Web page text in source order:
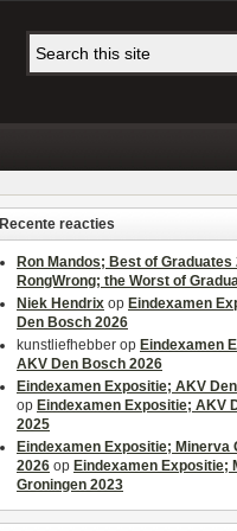
Recente reacties
Ron Mandos; Best of Graduates
RongWrong; the Worst of
Niek Hendrix op Eindexamen
Den Bosch 2026
kunstliefhebber op Eindexamen
AKV Den Bosch 2026
Eindexamen Expositie; AKV
op Eindexamen Expositie; AKV
2025
Eindexamen Expositie; Minerva
2026 op Eindexamen Expositie;
Groningen 2023